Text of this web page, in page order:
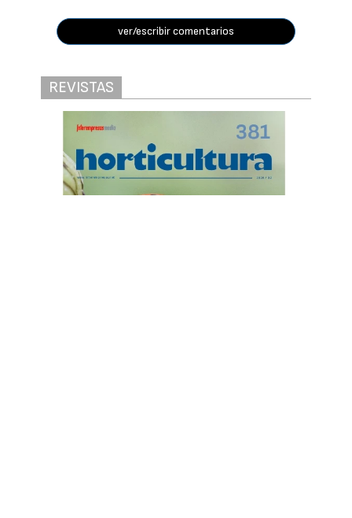
ver/escribir comentarios
REVISTAS